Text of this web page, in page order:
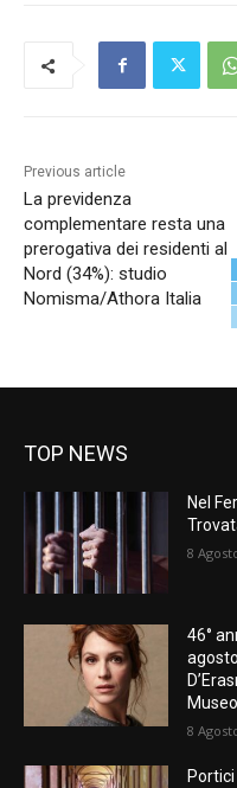
Previous article
La previdenza
complementare resta una
prerogativa dei residenti al
Nord (34%): studio
Nomisma/Athora Italia
TOP NEWS
Nel
8
46°
8